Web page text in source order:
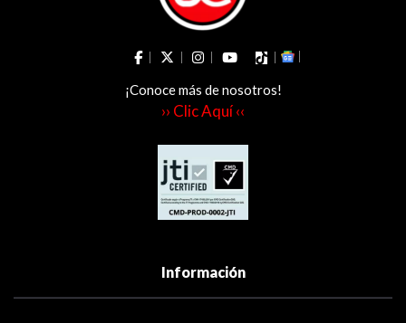
¡Conoce más de nosotros!
›› Clic Aquí ‹‹
Información